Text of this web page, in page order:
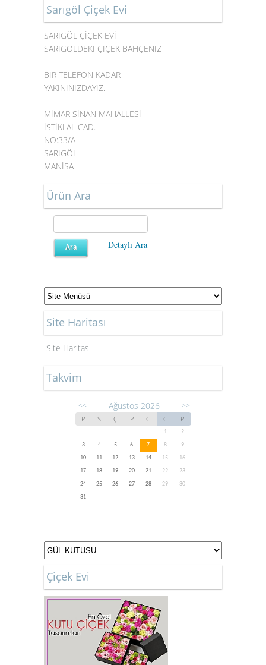
Sarıgöl Çiçek Evi
SARIGÖL ÇİÇEK EVİ
SARIGÖLDEKİ ÇİÇEK BAHÇENİZ
BİR TELEFON KADAR
YAKININIZDAYIZ.
MİMAR SİNAN MAHALLESİ
İSTİKLAL CAD.
NO:33/A
SARIGÖL
MANİSA
Ürün Ara
Detaylı Ara
Site Haritası
Site Haritası
Takvim
<< Ağustos 2026 >>
P S Ç P C C P
1
2
3
4 5 6 7 8
9
10
11 12 13 14 15
16
17
18 19 20 21 22
23
24
25 26 27 28 29
30
31
Çiçek Evi